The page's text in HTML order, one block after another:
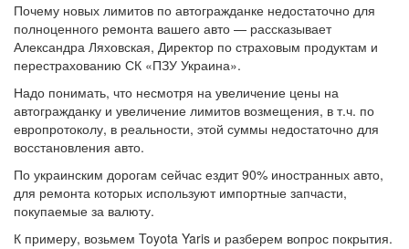
Почему новых лимитов по автогражданке недостаточно для
полноценного ремонта вашего авто — рассказывает
Александра Ляховская, Директор по страховым продуктам и
перестрахованию СК «ПЗУ Украина».
Надо понимать, что несмотря на увеличение цены на
автогражданку и увеличение лимитов возмещения, в т.ч. по
европротоколу, в реальности, этой суммы недостаточно для
восстановления авто.
По украинским дорогам сейчас ездит 90% иностранных авто,
для ремонта которых используют импортные запчасти,
покупаемые за валюту.
К примеру, возьмем Toyota Yaris и разберем вопрос покрытия.